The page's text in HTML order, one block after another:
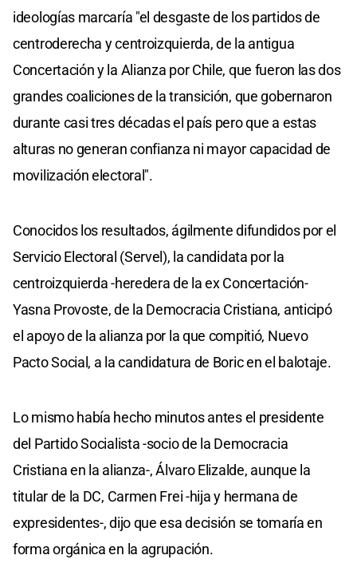
ideologías marcaría "el desgaste de los partidos de
centroderecha y centroizquierda, de la antigua
Concertación y la Alianza por Chile, que fueron las dos
grandes coaliciones de la transición, que gobernaron
durante casi tres décadas el país pero que a estas
alturas no generan confianza ni mayor capacidad de
movilización electoral".
Conocidos los resultados, ágilmente difundidos por el
Servicio Electoral (Servel), la candidata por la
centroizquierda -heredera de la ex Concertación-
Yasna Provoste, de la Democracia Cristiana, anticipó
el apoyo de la alianza por la que compitió, Nuevo
Pacto Social, a la candidatura de Boric en el balotaje.
Lo mismo había hecho minutos antes el presidente
del Partido Socialista -socio de la Democracia
Cristiana en la alianza-, Álvaro Elizalde, aunque la
titular de la DC, Carmen Frei -hija y hermana de
expresidentes-, dijo que esa decisión se tomaría en
forma orgánica en la agrupación.